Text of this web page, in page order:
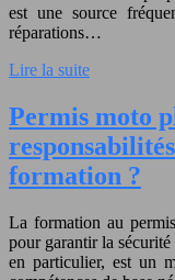
est une source
réparations…
Lire la suite
Permis moto
formation ?
La formation au
pour garantir la
en particulier, est un